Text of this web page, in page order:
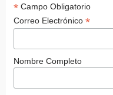
*Campo Obligatorio
Correo Electrónico *
Nombre Completo